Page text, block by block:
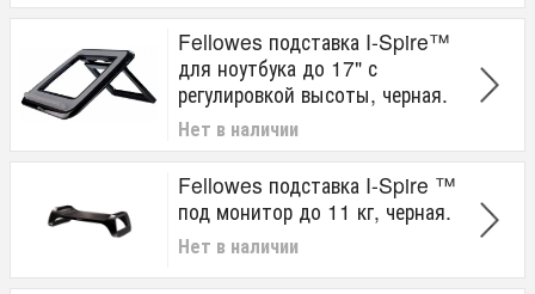
Fellowes подставка I-Spire™
для ноутбука до 17" с
регулировкой высоты, черная.
Нет в наличии
Fellowes подставка I-Spire ™
под монитор до 11 кг, черная.
Нет в наличии